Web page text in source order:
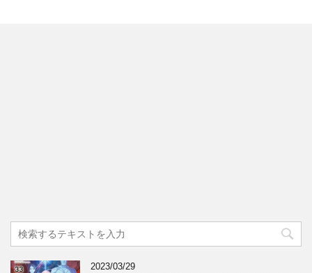
2023/03/29